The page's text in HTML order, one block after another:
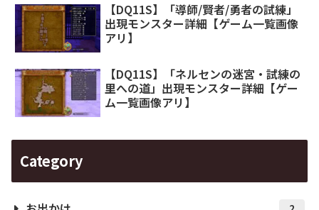
【DQ11S】「導師/賢者/勇者の試練」
出現モンスター詳細【ゲーム一覧画像
アリ】
【DQ11S】「ネルセンの迷宮・試練の
里への道」出現モンスター詳細【ゲー
ム一覧画像アリ】
Category